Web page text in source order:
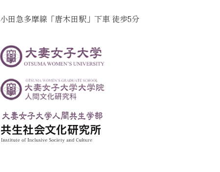
福祉学部紀要，28，97-93.
属性やネットワーク量による活動継続意欲
紙調査より」『中部社会福祉学研究』15．
飛田和樹（2024）「民生委員活動における
意欲や負担感に関する文献レビュー：1970
年から2023年までの日本の学術雑誌論文よ
り」『福祉社会開発研究』19．
飛田和樹（2023）「都市部における民生委
員・児童委員の活動継続意欲や相談相手の
小田急多摩線「唐木田駅」下車 徒歩5分